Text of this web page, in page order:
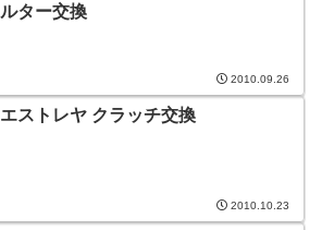
ルター交換
2010.09.26
エストレヤ クラッチ交換
2010.10.23